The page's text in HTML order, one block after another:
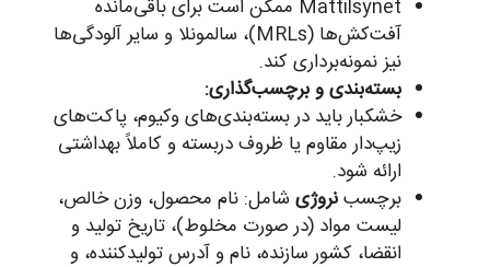
Mattilsynet ممکن است برای باقی‌مانده
آفت‌کش‌ها (MRLs)، سالمونلا و سایر آلودگی‌ها
نیز نمونه‌برداری کند.
بسته‌بندی و برچسب‌گذاری:
خشکبار باید در بسته‌بندی‌های وکیوم، پاکت‌های
زیپ‌دار مقاوم یا ظروف دربسته و کاملاً بهداشتی
ارائه شود.
برچسبنروژی شامل: نام محصول، وزن خالص،
لیست مواد (در صورت مخلوط)، تاریخ تولید و
انقضا، کشور سازنده، نام و آدرس تولیدکننده، و